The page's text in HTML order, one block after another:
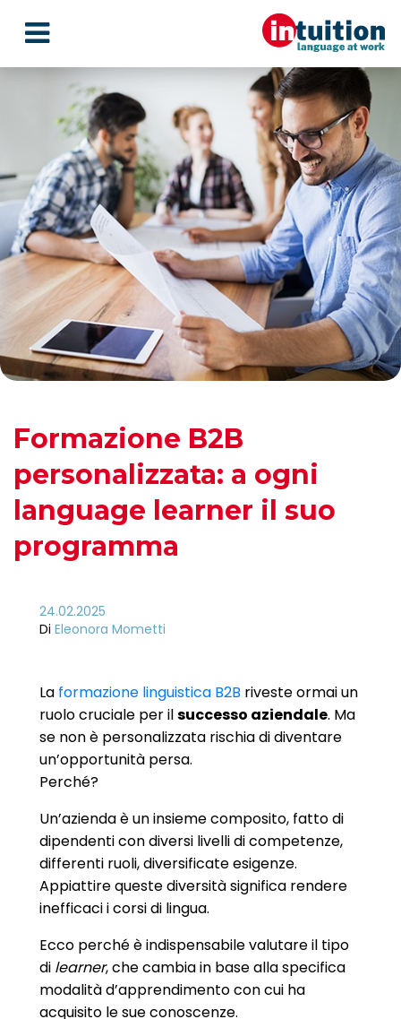
Formazione B2B
personalizzata: a ogni
language learner il suo
programma
24.02.2025
Di Eleonora Mometti
La formazione linguistica B2B riveste ormai un
ruolo cruciale per ilsuccesso aziendale. Ma
se non è personalizzata rischia di diventare
un’opportunità persa.
Perché?
Un’azienda è un insieme composito, fatto di
dipendenti con diversi livelli di competenze,
differenti ruoli, diversificate esigenze.
Appiattire queste diversità significa rendere
inefficaci i corsi di lingua.
Ecco perché è indispensabile valutare il tipo
di learner, che cambia in base alla specifica
modalità d’apprendimento con cui ha
acquisito le sue conoscenze.